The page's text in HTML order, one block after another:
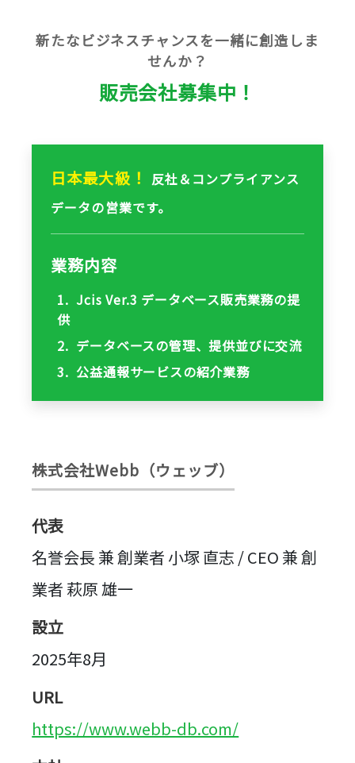
新たなビジネスチャンスを一緒に創造しま
せんか？
販売会社募集中！
日本最大級！
反社＆コンプライアンス
データの営業です。
業務内容
1. Jcis Ver.3 データベース販売業務の提
供
2. データベースの管理、提供並びに交流
3. 公益通報サービスの紹介業務
株式会社Webb（ウェッブ）
代表
名誉会長 兼 創業者 小塚 直志 / CEO 兼 創
業者 萩原 雄一
設立
2025年8月
URL
https://www.webb-db.com/